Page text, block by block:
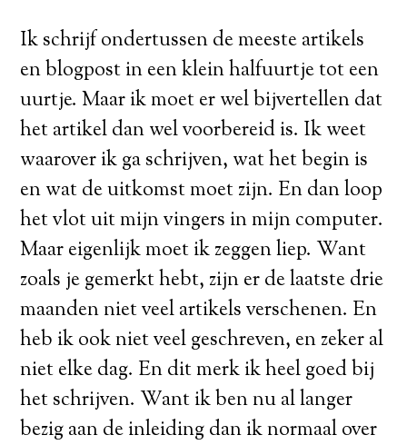
Ik schrijf ondertussen de meeste artikels
en blogpost in een klein halfuurtje tot een
uurtje. Maar ik moet er wel bijvertellen dat
het artikel dan wel voorbereid is. Ik weet
waarover ik ga schrijven, wat het begin is
en wat de uitkomst moet zijn. En dan loop
het vlot uit mijn vingers in mijn computer.
Maar eigenlijk moet ik zeggen liep. Want
zoals je gemerkt hebt, zijn er de laatste drie
maanden niet veel artikels verschenen. En
heb ik ook niet veel geschreven, en zeker al
niet elke dag. En dit merk ik heel goed bij
het schrijven. Want ik ben nu al langer
bezig aan de inleiding dan ik normaal over